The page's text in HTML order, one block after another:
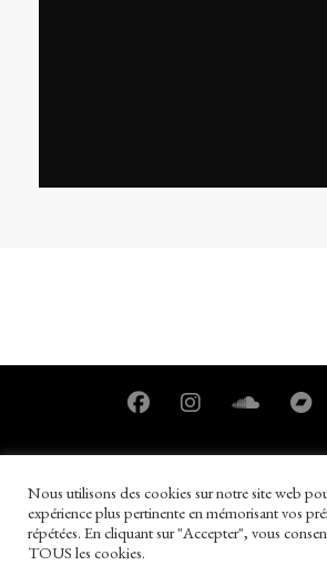
Nous utilisons des cookies sur notre site web
expérience plus pertinente en mémorisant vos
répétées. En cliquant sur "Accepter", vous
TOUS les cookies.